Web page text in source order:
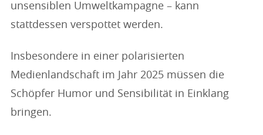
unsensiblen Umweltkampagne – kann
stattdessen verspottet werden.
Insbesondere in einer polarisierten
Medienlandschaft im Jahr 2025 müssen die
Schöpfer Humor und Sensibilität in Einklang
bringen.